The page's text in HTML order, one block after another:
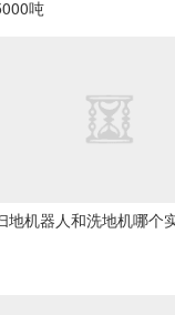
吨
地机器人和洗地机哪个